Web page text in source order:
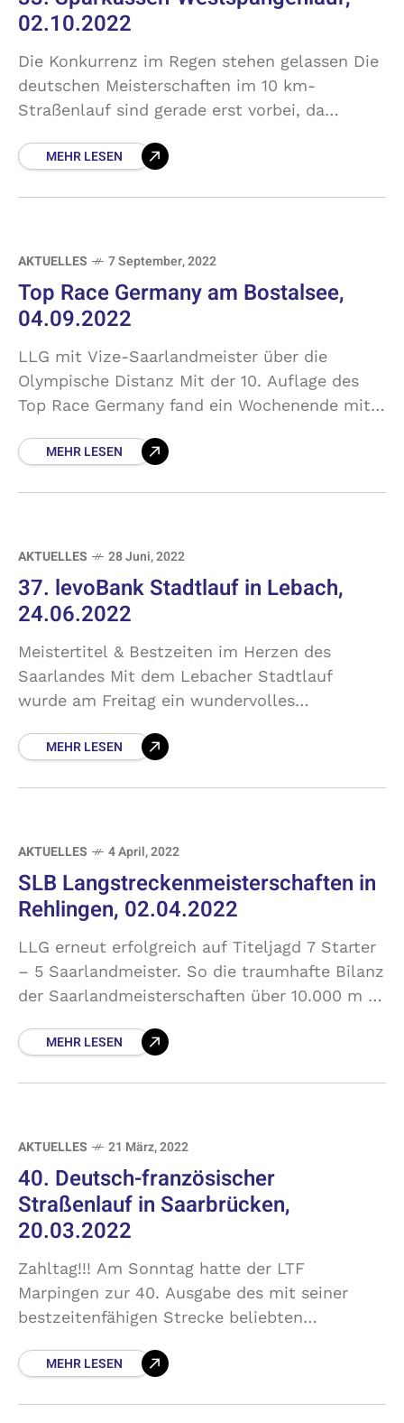
02.10.2022
Die Konkurrenz im Regen stehen gelassen Die
deutschen Meisterschaften im 10 km-
Straßenlauf sind gerade erst vorbei, da
Saarlandmeisterschaften für die Aktiven vor
MEHR LESEN
AKTUELLES 7 September, 2022
Top Race Germany am Bostalsee,
04.09.2022
LLG mit Vize-Saarlandmeister über die
Olympische Distanz Mit der 10. Auflage des
Top Race Germany fand ein Wochenende mit
seinen Abschluss. Unsere Starter hatten sich
MEHR LESEN
AKTUELLES 28 Juni, 2022
37. levoBank Stadtlauf in Lebach,
24.06.2022
Meistertitel & Bestzeiten im Herzen des
Saarlandes Mit dem Lebacher Stadtlauf
wurde am Freitag ein wundervolles
Veranstaltung mit Läufen über 5 km und 10
MEHR LESEN
AKTUELLES 4 April, 2022
SLB Langstreckenmeisterschaften in
Rehlingen, 02.04.2022
LLG erneut erfolgreich auf Titeljagd 7 Starter
– 5 Saarlandmeister. So die traumhafte Bilanz
der Saarlandmeisterschaften über 10.000 m in
Wettkampf eher ungewohntes
MEHR LESEN
AKTUELLES 21 März, 2022
40. Deutsch-französischer
Straßenlauf in Saarbrücken,
20.03.2022
Zahltag!!! Am Sonntag hatte der LTF
Marpingen zur 40. Ausgabe des mit seiner
bestzeitenfähigen Strecke beliebten
Rahmen der Veranstaltung wurden auch die
MEHR LESEN